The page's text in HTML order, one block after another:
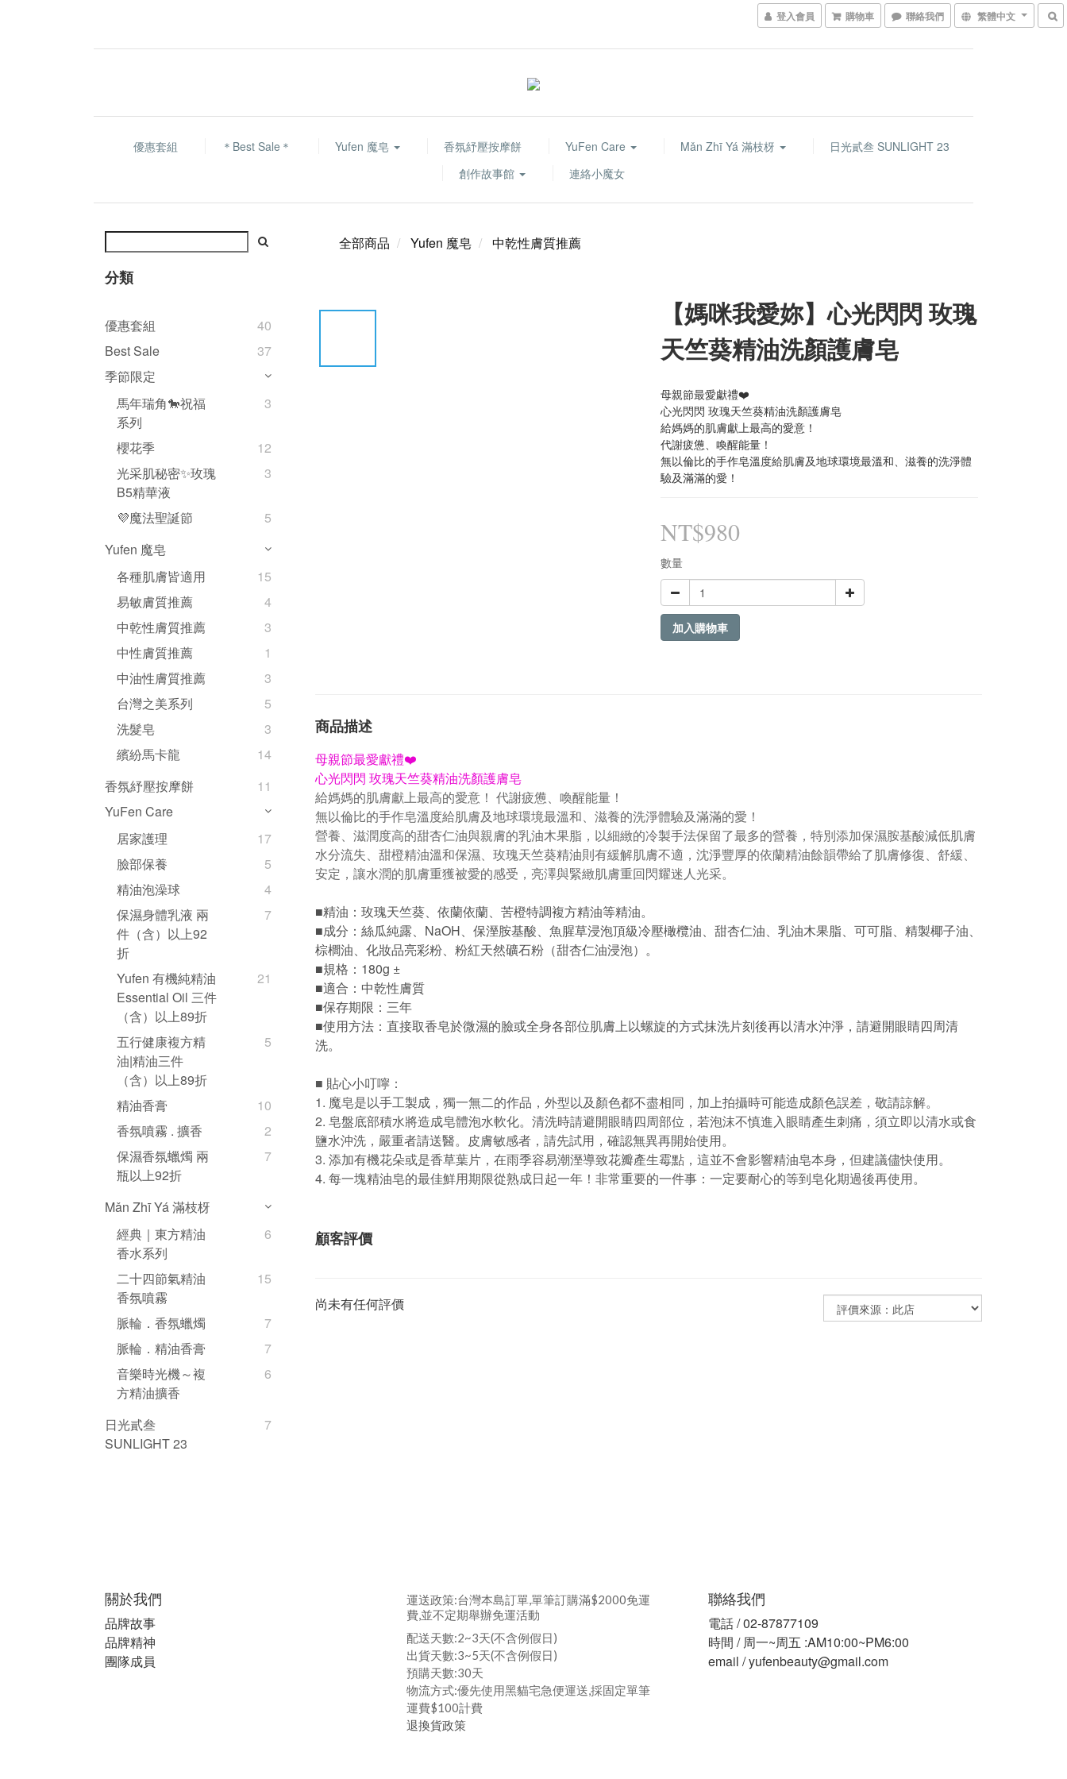
登入會員 購物車 聯絡我們 繁體中文
優惠套組 ＊Best Sale＊ Yufen 魔皂 香氛紓壓按摩餅 YuFen Care Mǎn Zhī Yá 滿枝枒
日光貳叁 SUNLIGHT 23
創作故事館
連絡小魔女
分類
優惠套組
40
Best Sale
37
季節限定
馬年瑞角🐎祝福
系列
3
櫻花季
12
光采肌秘密✨玫瑰
B5精華液
3
💜魔法聖誕節
5
Yufen 魔皂
各種肌膚皆適用
15
易敏膚質推薦
4
中乾性膚質推薦
3
中性膚質推薦
1
中油性膚質推薦
3
台灣之美系列
5
洗髮皂
3
繽紛馬卡龍
14
香氛紓壓按摩餅
11
YuFen Care
居家護理
17
臉部保養
5
精油泡澡球
4
保濕身體乳液 兩
件（含）以上92
折
7
Yufen 有機純精油
Essential Oil 三件
（含）以上89折
21
五行健康複方精
油|精油三件
（含）以上89折
5
精油香膏
10
香氛噴霧 . 擴香
2
保濕香氛蠟燭 兩
瓶以上92折
7
Mǎn Zhī Yá 滿枝枒
經典｜東方精油
香水系列
6
二十四節氣精油
香氛噴霧
15
脈輪．香氛蠟燭
7
脈輪．精油香膏
7
音樂時光機～複
方精油擴香
6
日光貳叁
SUNLIGHT 23
7
全部商品 Yufen 魔皂 中乾性膚質推薦
【媽咪我愛妳】心光閃閃 玫瑰
天竺葵精油洗顏護膚皂
母親節最愛獻禮❤️
心光閃閃 玫瑰天竺葵精油洗顏護膚皂
給媽媽的肌膚獻上最高的愛意！
代謝疲憊、喚醒能量！
無以倫比的手作皂溫度給肌膚及地球環境最溫和、滋養的洗淨體
驗及滿滿的愛！
NT$980
數量
加入購物車
商品描述
母親節最愛獻禮❤️
心光閃閃 玫瑰天竺葵精油洗顏護膚皂
給媽媽的肌膚獻上最高的愛意！ 代謝疲憊、喚醒能量！
無以倫比的手作皂溫度給肌膚及地球環境最溫和、滋養的洗淨體驗及滿滿的愛！
營養、滋潤度高的甜杏仁油與親膚的乳油木果脂，以細緻的冷製手法保留了最多的營養，特別添加保濕胺基酸減低肌膚
水分流失、甜橙精油溫和保濕、玫瑰天竺葵精油則有緩解肌膚不適，沈淨豐厚的依蘭精油餘韻帶給了肌膚修復、舒緩、
安定，讓水潤的肌膚重獲被愛的感受，亮澤與緊緻肌膚重回閃耀迷人光采。
■精油：玫瑰天竺葵、依蘭依蘭、苦橙特調複方精油等精油。
■成分：絲瓜純露、NaOH、保溼胺基酸、魚腥草浸泡頂級冷壓橄欖油、甜杏仁油、乳油木果脂、可可脂、精製椰子油、
棕櫚油、化妝品亮彩粉、粉紅天然礦石粉（甜杏仁油浸泡） 。
■規格 ：180g ±
■適合：中乾性膚質
■保存期限：三年
■使用方法：直接取香皂於微濕的臉或全身各部位肌膚上以螺旋的方式抹洗片刻後再以清水沖淨，請避開眼睛四周清
洗。
■ 貼心小叮嚀：
1. 魔皂是以手工製成，獨一無二的作品，外型以及顏色都不盡相同，加上拍攝時可能造成顏色誤差，敬請諒解。
2. 皂盤底部積水將造成皂體泡水軟化。清洗時請避開眼睛四周部位，若泡沫不慎進入眼睛產生刺痛，須立即以清水或食
鹽水沖洗，嚴重者請送醫。皮膚敏感者，請先試用，確認無異再開始使用。
3. 添加有機花朵或是香草葉片，在雨季容易潮溼導致花瓣產生霉點，這並不會影響精油皂本身，但建議儘快使用。
4. 每一塊精油皂的最佳鮮用期限從熟成日起一年！非常重要的一件事：一定要耐心的等到皂化期過後再使用。
顧客評價
尚未有任何評價
關於我們
品牌故事
品牌精神
團隊成員
運送政策:台灣本島訂單,單筆訂購滿$2000免運
費,並不定期舉辦免運活動
配送天數:2~3天(不含例假日)
出貨天數:3~5天(不含例假日)
預購天數:30天
物流方式:優先使用黑貓宅急便運送,採固定單筆
運費$100計費
退換貨政策
聯絡我們
電話 / 02-87877109
時間 / 周一~周五 :AM10:00~PM6:00
email / yufenbeauty@gmail.com